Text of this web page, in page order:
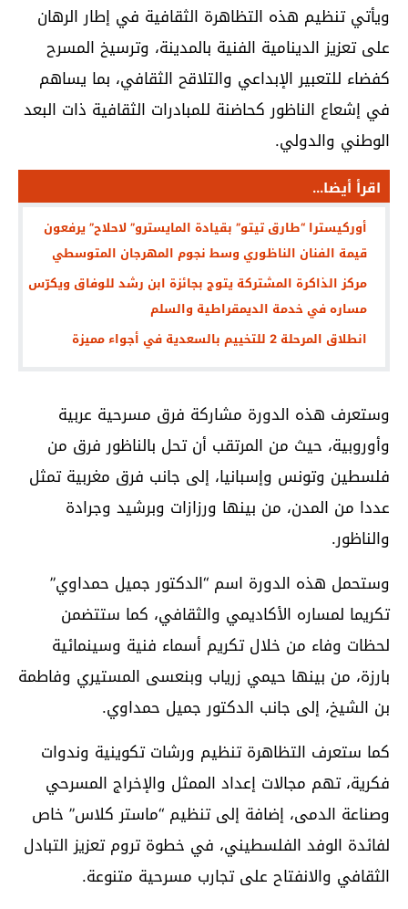
ويأتي تنظيم هذه التظاهرة الثقافية في إطار الرهان
على تعزيز الدينامية الفنية بالمدينة، وترسيخ المسرح
كفضاء للتعبير الإبداعي والتلاقح الثقافي، بما يساهم
في إشعاع الناظور كحاضنة للمبادرات الثقافية ذات البعد
الوطني والدولي.
اقرأ أيضا...
أوركيسترا “طارق تيتو” بقيادة المايسترو” لاحلاح” يرفعون
قيمة الفنان الناظوري وسط نجوم المهرجان المتوسطي
مركز الذاكرة المشتركة يتوج بجائزة ابن رشد للوفاق ويكرّس
مساره في خدمة الديمقراطية والسلم
انطلاق المرحلة 2 للتخييم بالسعدية في أجواء مميزة
وستعرف هذه الدورة مشاركة فرق مسرحية عربية
وأوروبية، حيث من المرتقب أن تحل بالناظور فرق من
فلسطين وتونس وإسبانيا، إلى جانب فرق مغربية تمثل
عددا من المدن، من بينها ورزازات وبرشيد وجرادة
والناظور.
وستحمل هذه الدورة اسم “الدكتور جميل حمداوي”
تكريما لمساره الأكاديمي والثقافي، كما ستتضمن
لحظات وفاء من خلال تكريم أسماء فنية وسينمائية
بارزة، من بينها حيمي زرياب وبنعسى المستيري وفاطمة
بن الشيخ، إلى جانب الدكتور جميل حمداوي.
كما ستعرف التظاهرة تنظيم ورشات تكوينية وندوات
فكرية، تهم مجالات إعداد الممثل والإخراج المسرحي
وصناعة الدمى، إضافة إلى تنظيم “ماستر كلاس” خاص
لفائدة الوفد الفلسطيني، في خطوة تروم تعزيز التبادل
الثقافي والانفتاح على تجارب مسرحية متنوعة.